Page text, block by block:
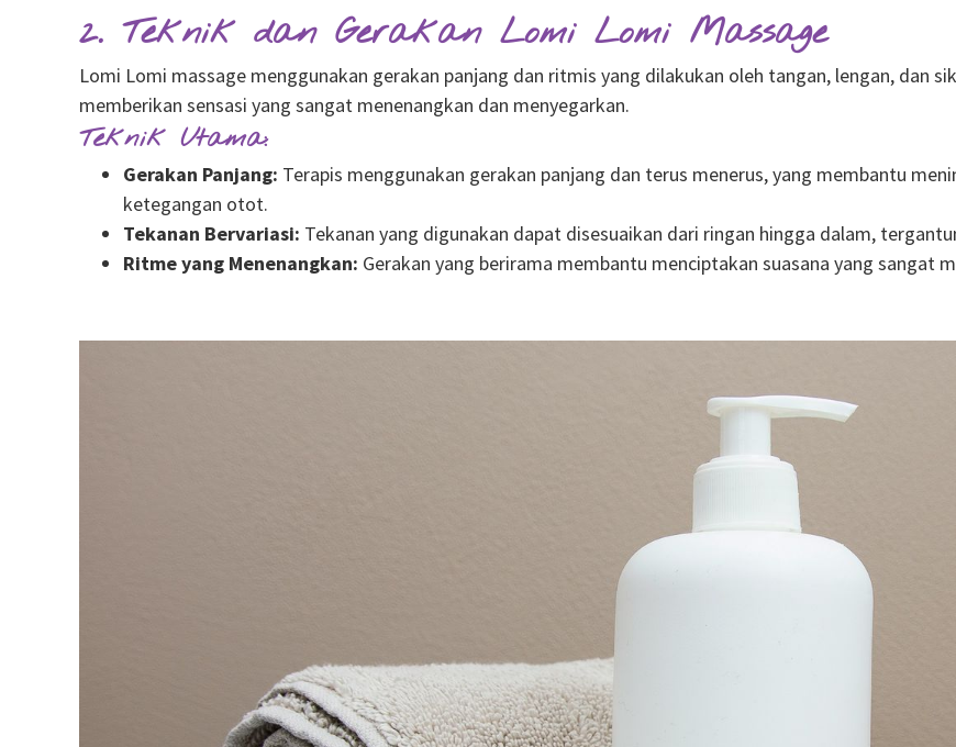
2. Teknik dan Gerakan Lomi Lomi Massage
Lomi Lomi massage menggunakan gerakan panjang dan ritmis yang dilakukan oleh tangan, lengan, dan
memberikan sensasi yang sangat menenangkan dan menyegarkan.
Teknik Utama:
Gerakan Panjang: Terapis menggunakan gerakan panjang dan terus menerus, yang membantu
ketegangan otot.
Tekanan Bervariasi: Tekanan yang digunakan dapat disesuaikan dari ringan hingga dalam,
Ritme yang Menenangkan: Gerakan yang berirama membantu menciptakan suasana yang sangat